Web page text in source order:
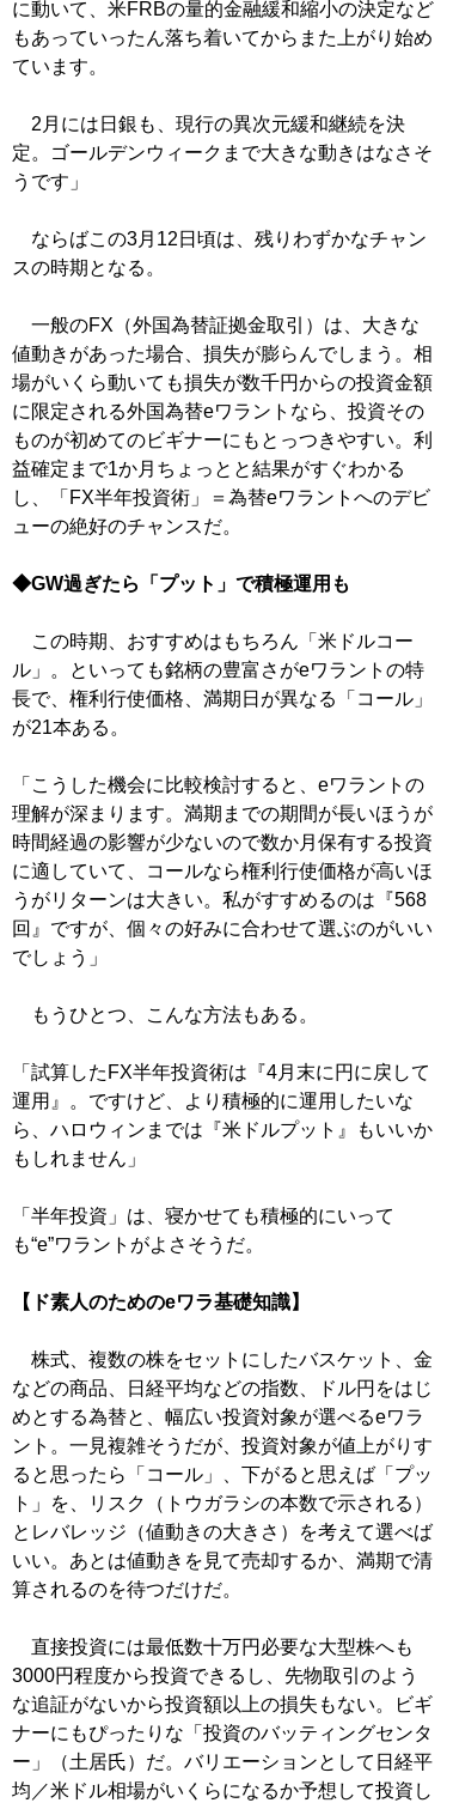
に動いて、米FRBの量的金融緩和縮小の決定など
もあっていったん落ち着いてからまた上がり始め
ています。
2月には日銀も、現行の異次元緩和継続を決
定。ゴールデンウィークまで大きな動きはなさそ
うです」
ならばこの3月12日頃は、残りわずかなチャン
スの時期となる。
一般のFX（外国為替証拠金取引）は、大きな
値動きがあった場合、損失が膨らんでしまう。相
場がいくら動いても損失が数千円からの投資金額
に限定される外国為替eワラントなら、投資その
ものが初めてのビギナーにもとっつきやすい。利
益確定まで1か月ちょっとと結果がすぐわかる
し、「FX半年投資術」＝為替eワラントへのデビ
ューの絶好のチャンスだ。
◆GW過ぎたら「プット」で積極運用も
この時期、おすすめはもちろん「米ドルコー
ル」。といっても銘柄の豊富さがeワラントの特
長で、権利行使価格、満期日が異なる「コール」
が21本ある。
「こうした機会に比較検討すると、eワラントの
理解が深まります。満期までの期間が長いほうが
時間経過の影響が少ないので数か月保有する投資
に適していて、コールなら権利行使価格が高いほ
うがリターンは大きい。私がすすめるのは『568
回』ですが、個々の好みに合わせて選ぶのがいい
でしょう」
もうひとつ、こんな方法もある。
「試算したFX半年投資術は『4月末に円に戻して
運用』。ですけど、より積極的に運用したいな
ら、ハロウィンまでは『米ドルプット』もいいか
もしれません」
「半年投資」は、寝かせても積極的にいって
も“e”ワラントがよさそうだ。
【ド素人のためのeワラ基礎知識】
株式、複数の株をセットにしたバスケット、金
などの商品、日経平均などの指数、ドル円をはじ
めとする為替と、幅広い投資対象が選べるeワラ
ント。一見複雑そうだが、投資対象が値上がりす
ると思ったら「コール」、下がると思えば「プッ
ト」を、リスク（トウガラシの本数で示される）
とレバレッジ（値動きの大きさ）を考えて選べば
いい。あとは値動きを見て売却するか、満期で清
算されるのを待つだけだ。
直接投資には最低数十万円必要な大型株へも
3000円程度から投資できるし、先物取引のよう
な追証がないから投資額以上の損失もない。ビギ
ナーにもぴったりな「投資のバッティングセンタ
ー」（土居氏）だ。バリエーションとして日経平
均／米ドル相場がいくらになるか予想して投資し